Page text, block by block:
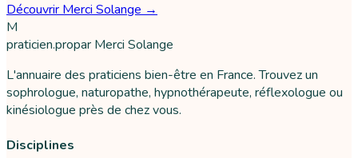
Découvrir Merci Solange →
M
praticien.propar Merci Solange
L'annuaire des praticiens bien-être en France. Trouvez un
sophrologue, naturopathe, hypnothérapeute, réflexologue ou
kinésiologue près de chez vous.
Disciplines